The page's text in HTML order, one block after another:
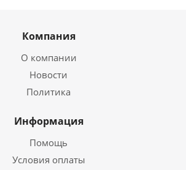
Компания
О компании
Новости
Политика
Информация
Помощь
Условия оплаты